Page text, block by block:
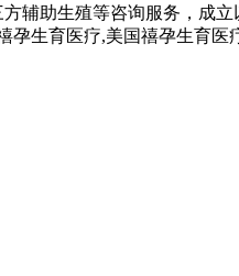
辅助生殖等咨询服务，成
孕生育医疗,美国禧孕生育医